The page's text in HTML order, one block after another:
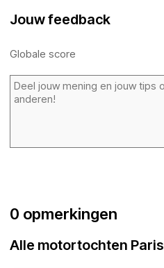
Jouw feedback
Globale score
0 opmerkingen
Alle motortochten Paris